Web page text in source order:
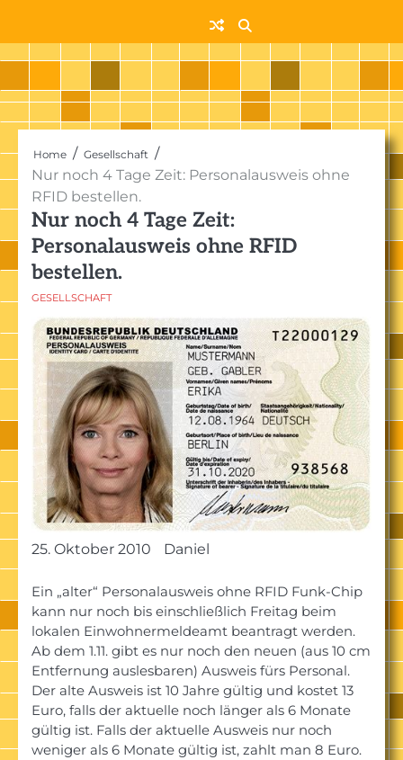
Home Gesellschaft
Nur noch 4 Tage Zeit: Personalausweis ohne
RFID bestellen.
Nur noch 4 Tage Zeit:
Personalausweis ohne RFID
bestellen.
GESELLSCHAFT
25. Oktober 2010 Daniel
Ein „alter“ Personalausweis ohne RFID Funk-Chip
kann nur noch bis einschließlich Freitag beim
lokalen Einwohnermeldeamt beantragt werden.
Ab dem 1.11. gibt es nur noch den neuen (aus 10 cm
Entfernung auslesbaren) Ausweis fürs Personal.
Der alte Ausweis ist 10 Jahre gültig und kostet 13
Euro, falls der aktuelle noch länger als 6 Monate
gültig ist. Falls der aktuelle Ausweis nur noch
weniger als 6 Monate gültig ist, zahlt man 8 Euro.